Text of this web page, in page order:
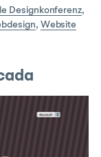
Designkonferenz,
, Website